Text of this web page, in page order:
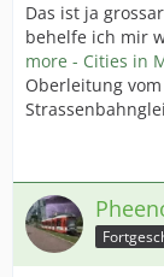
Das ist ja
behelfe ich mir
more - Cities in
Oberleitung